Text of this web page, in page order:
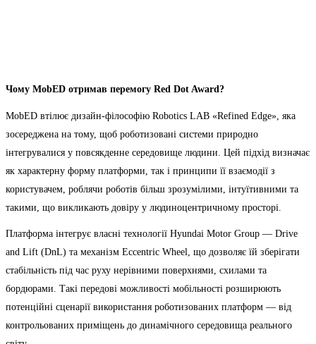
Чому MobED отримав перемогу Red Dot Award?
MobED втілює дизайн-філософію Robotics LAB «Refined Edge», яка
зосереджена на тому, щоб роботизовані системи природно
інтегрувалися у повсякденне середовище людини. Цей підхід визначає
як характерну форму платформи, так і принципи її взаємодії з
користувачем, роблячи роботів більш зрозумілими, інтуїтивними та
такими, що викликають довіру у людиноцентричному просторі.
Платформа інтегрує власні технології Hyundai Motor Group — Drive
and Lift (DnL) та механізм Eccentric Wheel, що дозволяє їй зберігати
стабільність під час руху нерівними поверхнями, схилами та
бордюрами. Такі передові можливості мобільності розширюють
потенційні сценарії використання роботизованих платформ — від
контрольованих приміщень до динамічного середовища реального